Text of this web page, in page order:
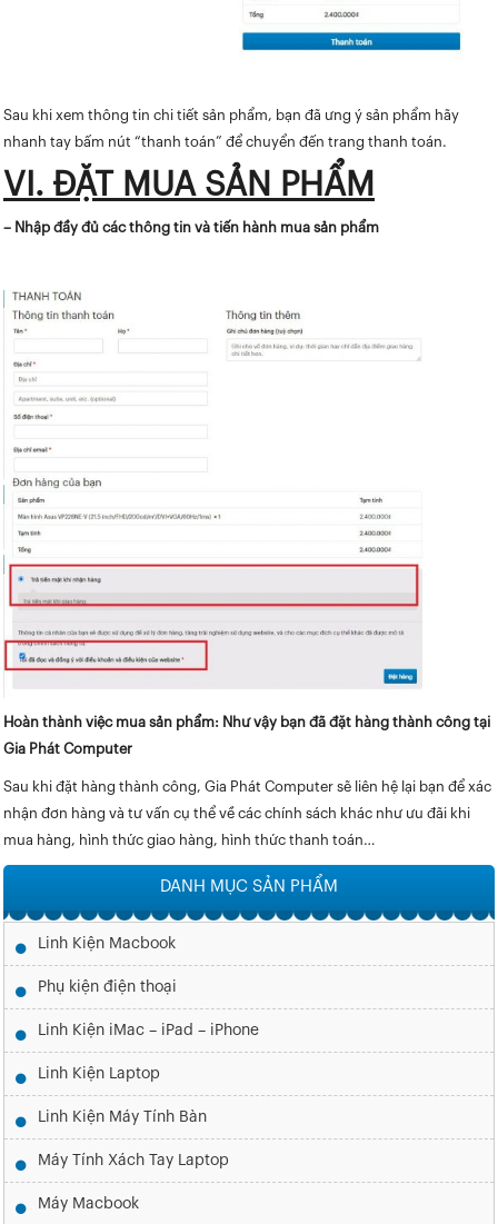
Sau khi xem thông tin chi tiết sản phẩm, bạn đã ưng ý sản phẩm hãy
nhanh tay bấm nút “thanh toán” để chuyển đến trang thanh toán.
VI. ĐẶT MUA SẢN PHẨM
– Nhập đầy đủ các thông tin và tiến hành mua sản phẩm
Hoàn thành việc mua sản phẩm: Như vậy bạn đã đặt hàng thành công tại
Gia Phát Computer
Sau khi đặt hàng thành công, Gia Phát Computer sẽ liên hệ lại bạn để xác
nhận đơn hàng và tư vấn cụ thể về các chính sách khác như ưu đãi khi
mua hàng, hình thức giao hàng, hình thức thanh toán…
DANH MỤC SẢN PHẨM
Linh Kiện Macbook
Phụ kiện điện thoại
Linh Kiện iMac – iPad – iPhone
Linh Kiện Laptop
Linh Kiện Máy Tính Bàn
Máy Tính Xách Tay Laptop
Máy Macbook